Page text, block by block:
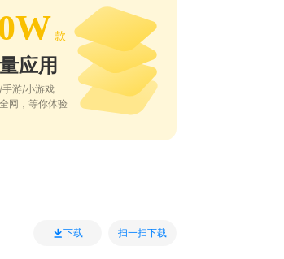
款
应用
手游/小游戏
网，等你体验
下载 扫一扫下载